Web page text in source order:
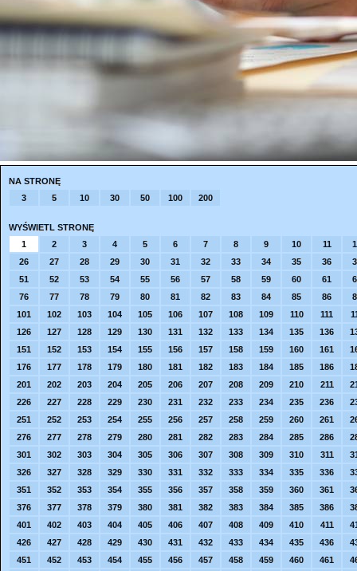
NA STRONĘ
3
5 10 30 50 100 200
WYŚWIETL STRONĘ
1
2 3 4 5 6 7 8 9 10 11
26
27 28 29 30 31 32 33 34 35 36
51
52 53 54 55 56 57 58 59 60 61
76
77 78 79 80 81 82 83 84 85 86
101
102 103 104 105 106 107 108 109 110 111
126
127 128 129 130 131 132 133 134 135 136
151
152 153 154 155 156 157 158 159 160 161
176
177 178 179 180 181 182 183 184 185 186
201
202 203 204 205 206 207 208 209 210 211
226
227 228 229 230 231 232 233 234 235 236
251
252 253 254 255 256 257 258 259 260 261
276
277 278 279 280 281 282 283 284 285 286
301
302 303 304 305 306 307 308 309 310 311
326
327 328 329 330 331 332 333 334 335 336
351
352 353 354 355 356 357 358 359 360 361
376
377 378 379 380 381 382 383 384 385 386
401
402 403 404 405 406 407 408 409 410 411
426
427 428 429 430 431 432 433 434 435 436
451
452 453 454 455 456 457 458 459 460 461